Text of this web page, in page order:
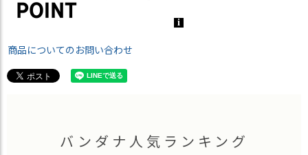
商品についてのお問い合わせ
バンダナ人気ランキング